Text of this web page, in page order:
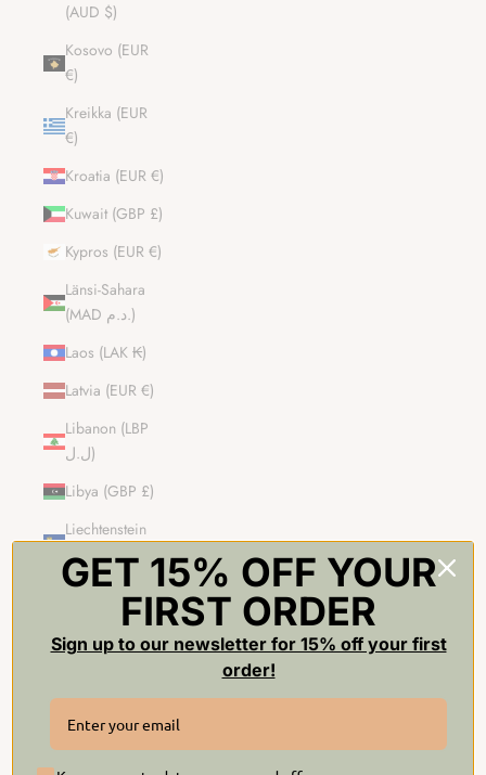
(AUD $)
Kosovo (EUR
€)
Kreikka (EUR
€)
Kroatia (EUR €)
Kuwait (GBP £)
Kypros (EUR €)
Länsi-Sahara
(MAD د.م.)
Laos (LAK ₭)
Latvia (EUR €)
Libanon (LBP
ل.ل)
Libya (GBP £)
Liechtenstein
(CHF CHF)
Liettua (EUR €)
Luxemburg
(EUR €)
Macao – Kiinan
erityishallintoalue
GET 15% OFF YOUR
FIRST ORDER
Sign up to our newsletter for 15% off your first
order!